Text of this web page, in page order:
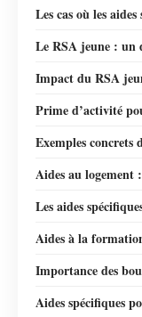
Les cas où les
Le RSA jeune : un
Impact du RSA
Prime d’activité
Exemples concrets
Aides au logement
Les aides
Aides à la
Importance des
Aides spécifiques